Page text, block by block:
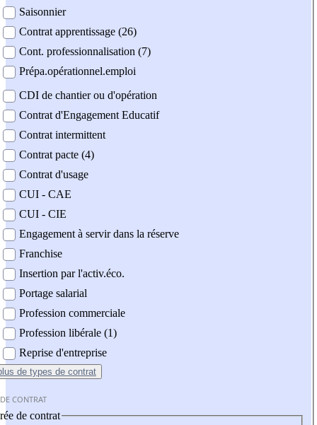
Saisonnier
Contrat apprentissage (26)
Cont. professionnalisation (7)
Prépa.opérationnel.emploi
CDI de chantier ou d'opération
Contrat d'Engagement Educatif
Contrat intermittent
Contrat pacte (4)
Contrat d'usage
CUI - CAE
CUI - CIE
Engagement à servir dans la réserve
Franchise
Insertion par l'activ.éco.
Portage salarial
Profession commerciale
Profession libérale (1)
Reprise d'entreprise
de types de contrat
CONTRAT
de contrat